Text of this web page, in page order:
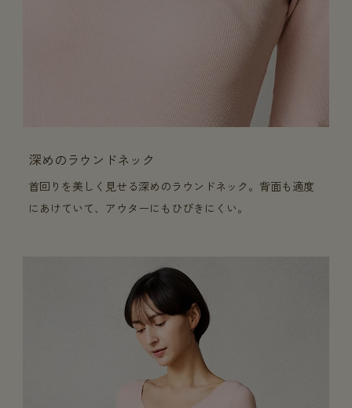
深めのラウンドネック
首回りを美しく見せる深めのラウンドネック。背面も適度
にあけていて、アウターにもひびきにくい。